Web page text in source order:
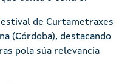
de Curtametraxes
(Córdoba), destacando
pola súa relevancia